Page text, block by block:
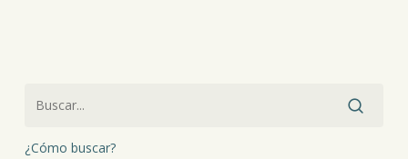
¿Cómo buscar?